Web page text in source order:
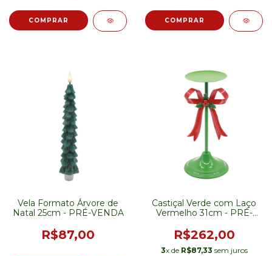
Vela Formato Árvore de
Natal 25cm - PRÉ-VENDA
R$87,00
Castiçal Verde com Laço
Vermelho 31cm - PRÉ-
R$262,00
3x de R$87,33 sem juros